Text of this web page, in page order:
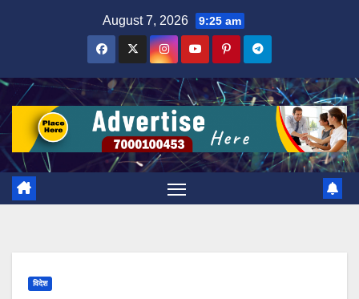
August 7, 2026 9:25 am
विदेश